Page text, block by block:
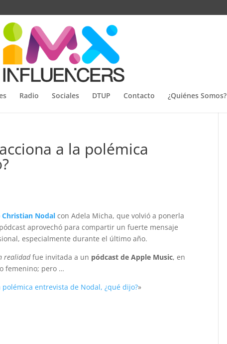
Radio Sociales DTUP Contacto ¿Quiénes Somos?
a la polémica
Nodal con Adela Micha, que volvió a ponerla
aprovechó para compartir un fuerte mensaje
especialmente durante el último año.
realidadfue invitada a un pódcast de Apple Music, en
femenino; pero …
entrevista de Nodal, ¿qué dijo?»